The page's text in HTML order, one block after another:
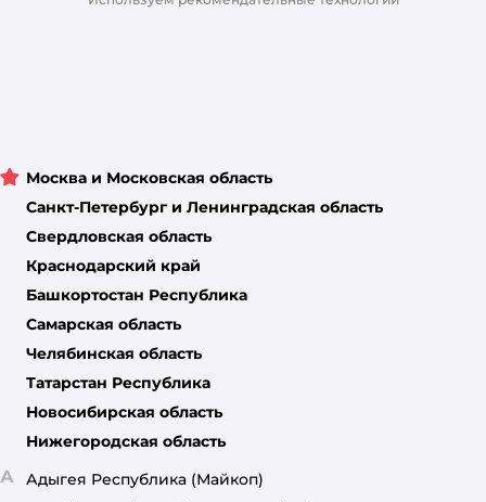
Москва и Московская область
Санкт-Петербург и Ленинградская область
Свердловская область
Краснодарский край
Башкортостан Республика
Самарская область
Челябинская область
Татарстан Республика
Новосибирская область
Нижегородская область
А Адыгея Республика (Майкоп)